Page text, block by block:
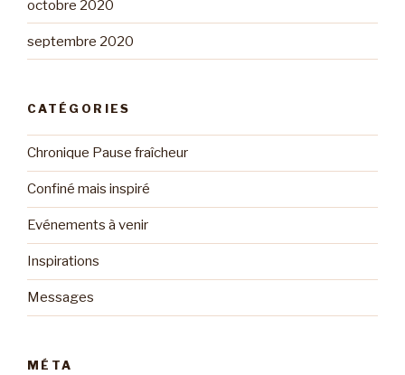
octobre 2020
septembre 2020
CATÉGORIES
Chronique Pause fraîcheur
Confiné mais inspiré
Evénements à venir
Inspirations
Messages
MÉTA